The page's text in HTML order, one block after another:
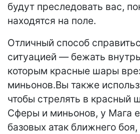
будут преследовать вас,
находятся на поле.
Отличный способ
ситуацией — бежать
которым красные шары
миньонов.Вы также
чтобы стрелять в красный
Сферы и миньонов, у Мага
базовых атак ближнего